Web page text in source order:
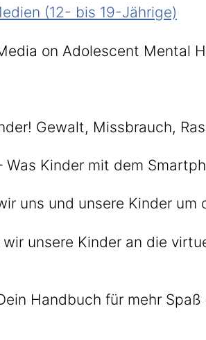
(12- bis 19-Jährige)
on Adolescent Mental
Gewalt, Missbrauch,
Was Kinder mit dem
uns und unsere Kinder
unsere Kinder an die
Handbuch für mehr